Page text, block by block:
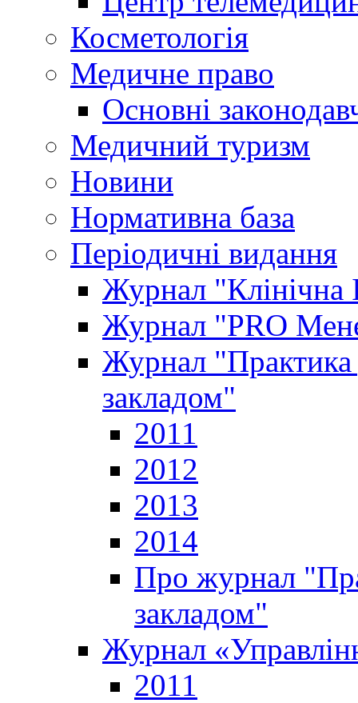
Косметологія
Медичне право
Основні
Медичний туризм
Новини
Нормативна база
Періодичні видання
Журнал "Клінічна
Журнал "PRO
Журнал "Практика
закладом"
2011
2012
2013
2014
Про журнал
закладом"
Журнал
2011